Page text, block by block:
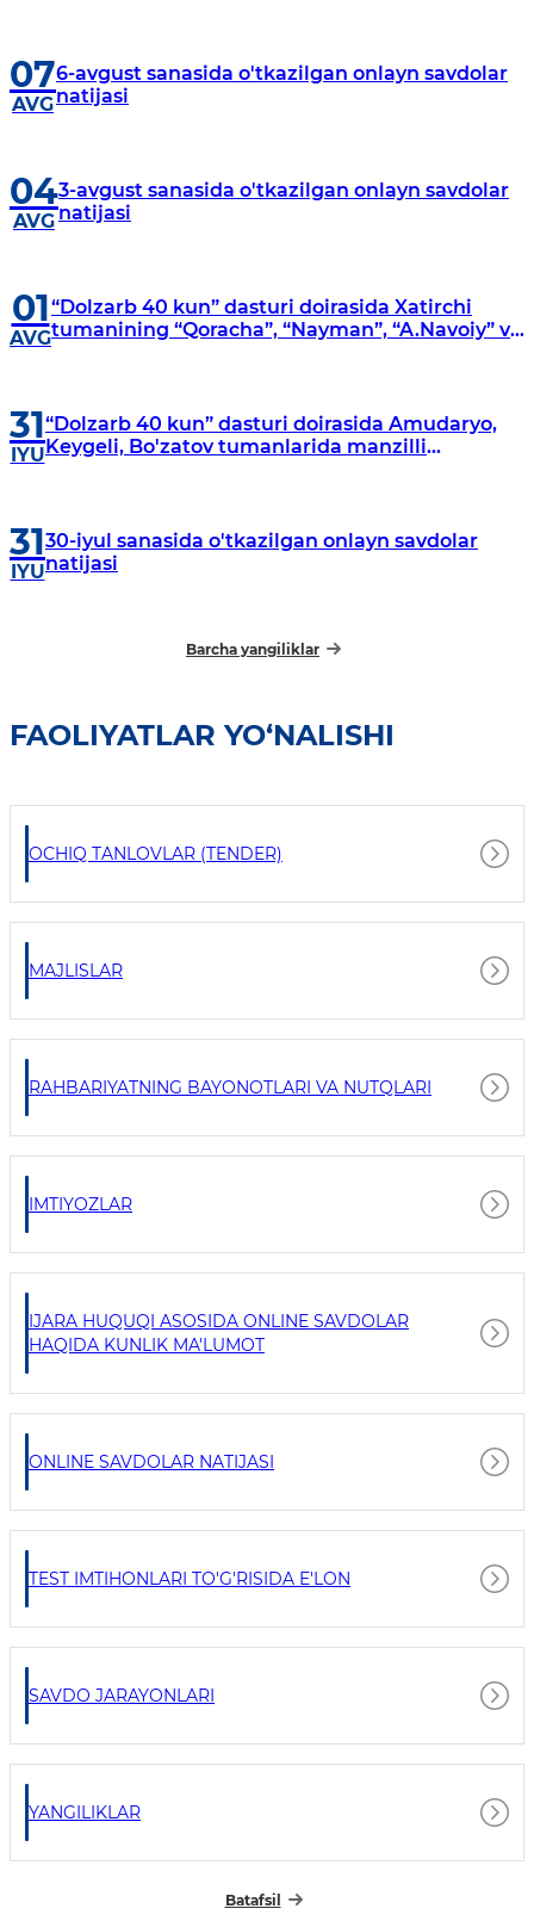
07
AVG
6-avgust sanasida o'tkazilgan onlayn savdolar
natijasi
04
AVG
3-avgust sanasida o'tkazilgan onlayn savdolar
natijasi
01
AVG
“Dolzarb 40 kun” dasturi doirasida Xatirchi
tumanining “Qoracha”, “Nayman”, “A.Navoiy” va
31
IYU
“Dolzarb 40 kun” dasturi doirasida Amudaryo,
Keygeli, Bo'zatov tumanlarida manzilli
31
IYU
30-iyul sanasida o'tkazilgan onlayn savdolar
natijasi
Barcha yangiliklar
FAOLIYATLAR YO‘NALISHI
OCHIQ TANLOVLAR (TENDER)
MAJLISLAR
RAHBARIYATNING BAYONOTLARI VA NUTQLARI
IMTIYOZLAR
IJARA HUQUQI ASOSIDA ONLINE SAVDOLAR
HAQIDA KUNLIK MA'LUMOT
ONLINE SAVDOLAR NATIJASI
TEST IMTIHONLARI TO'G'RISIDA E'LON
SAVDO JARAYONLARI
YANGILIKLAR
Batafsil